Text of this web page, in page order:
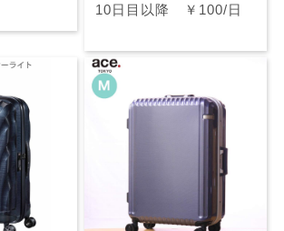
10日目以降 ￥100/日